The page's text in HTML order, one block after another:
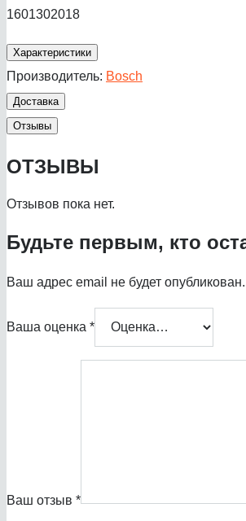
1601302018
Характеристики
Производитель: Bosch
Доставка
Отзывы
ОТЗЫВЫ
Отзывов пока нет.
Будьте первым, кто
Ваш адрес email не будет опубликован.
Ваша оценка *
Ваш отзыв *